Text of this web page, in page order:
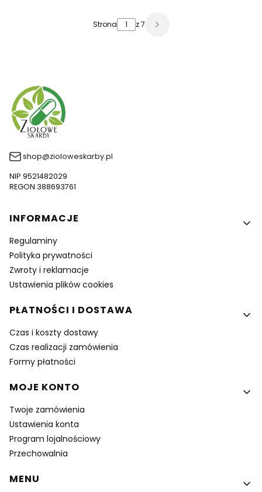
Strona z 7
shop@zioloweskarby.pl
NIP 9521482029
REGON 388693761
Linki w stopce
INFORMACJE
Regulaminy
Polityka prywatności
Zwroty i reklamacje
Ustawienia plików cookies
PŁATNOŚCI I DOSTAWA
Czas i koszty dostawy
Czas realizacji zamówienia
Formy płatności
MOJE KONTO
Twoje zamówienia
Ustawienia konta
Program lojalnościowy
Przechowalnia
MENU